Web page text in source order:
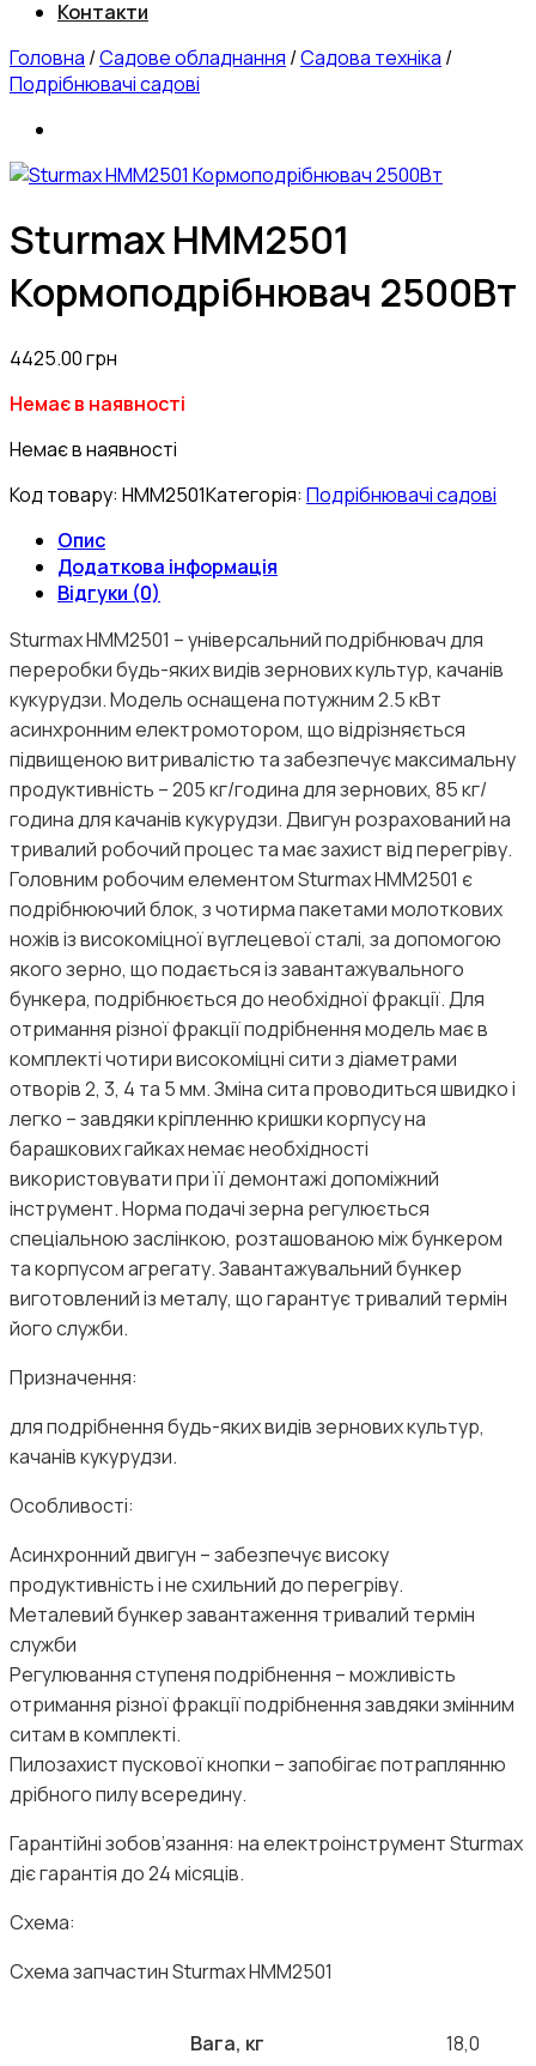
Контакти
Головна /Садове обладнання /Садова техніка /
Подрібнювачі садові
Sturmax HMM2501
Кормоподрібнювач 2500Вт
4425.00грн
Немає в наявності
Немає в наявності
Код товару: HMM2501Категорія: Подрібнювачі садові
Опис
Додаткова інформація
Відгуки (0)
Sturmax HMM2501 – універсальний подрібнювач для
переробки будь-яких видів зернових культур, качанів
кукурудзи. Модель оснащена потужним 2.5 кВт
асинхронним електромотором, що відрізняється
підвищеною витривалістю та забезпечує максимальну
продуктивність – 205 кг/година для зернових, 85 кг/
година для качанів кукурудзи. Двигун розрахований на
тривалий робочий процес та має захист від перегріву.
Головним робочим елементом Sturmax HMM2501 є
подрібнюючий блок, з чотирма пакетами молоткових
ножів із високоміцної вуглецевої сталі, за допомогою
якого зерно, що подається із завантажувального
бункера, подрібнюється до необхідної фракції. Для
отримання різної фракції подрібнення модель має в
комплекті чотири високоміцні сити з діаметрами
отворів 2, 3, 4 та 5 мм. Зміна сита проводиться швидко і
легко – завдяки кріпленню кришки корпусу на
барашкових гайках немає необхідності
використовувати при її демонтажі допоміжний
інструмент. Норма подачі зерна регулюється
спеціальною заслінкою, розташованою між бункером
та корпусом агрегату. Завантажувальний бункер
виготовлений із металу, що гарантує тривалий термін
його служби.
Призначення:
для подрібнення будь-яких видів зернових культур,
качанів кукурудзи.
Особливості:
Асинхронний двигун – забезпечує високу
продуктивність і не схильний до перегріву.
Металевий бункер завантаження тривалий термін
служби
Регулювання ступеня подрібнення – можливість
отримання різної фракції подрібнення завдяки змінним
ситам в комплекті.
Пилозахист пускової кнопки – запобігає потраплянню
дрібного пилу всередину.
Гарантійні зобов’язання: на електроінструмент Sturmax
діє гарантія до 24 місяців.
Схема:
Схема запчастин Sturmax HMM2501
Вага, кг 18,0